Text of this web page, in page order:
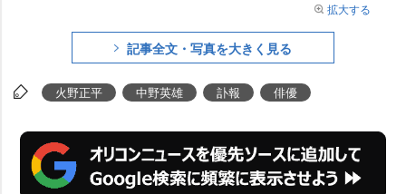
拡大する
記事全文・写真を大きく見る
火野正平 中野英雄 訃報 俳優